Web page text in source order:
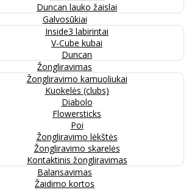
Duncan lauko žaislai
Galvosūkiai
Inside3 labirintai
V-Cube kubai
Duncan
Žongliravimas
Žongliravimo kamuoliukai
Kuokelės (clubs)
Diabolo
Flowersticks
Poi
Žongliravimo lėkštės
Žongliravimo skarelės
Kontaktinis žongliravimas
Balansavimas
Žaidimo kortos